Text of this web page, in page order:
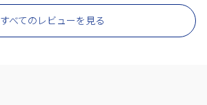
すべてのレビューを見る